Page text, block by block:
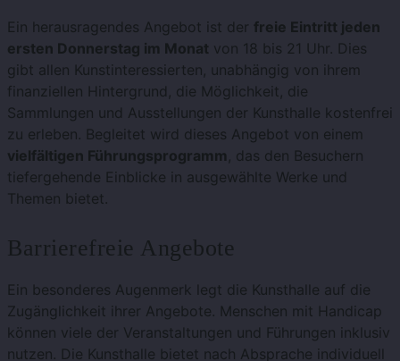
Ein herausragendes Angebot ist der freie Eintritt jeden
ersten Donnerstag im Monat von 18 bis 21 Uhr. Dies
gibt allen Kunstinteressierten, unabhängig von ihrem
finanziellen Hintergrund, die Möglichkeit, die
Sammlungen und Ausstellungen der Kunsthalle kostenfrei
zu erleben. Begleitet wird dieses Angebot von einem
vielfältigen Führungsprogramm , das den Besuchern
tiefergehende Einblicke in ausgewählte Werke und
Themen bietet​​​​.
Barrierefreie Angebote
Ein besonderes Augenmerk legt die Kunsthalle auf die
Zugänglichkeit ihrer Angebote. Menschen mit Handicap
können viele der Veranstaltungen und Führungen inklusiv
nutzen. Die Kunsthalle bietet nach Absprache individuell